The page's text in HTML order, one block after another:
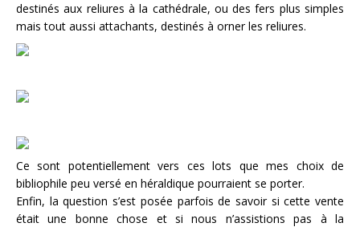
destinés aux reliures à la cathédrale, ou des fers plus simples
mais tout aussi attachants, destinés à orner les reliures.
Ce sont potentiellement vers ces lots que mes choix de
bibliophile peu versé en héraldique pourraient se porter.
Enfin, la question s’est posée parfois de savoir si cette vente
était une bonne chose et si nous n’assistions pas à la